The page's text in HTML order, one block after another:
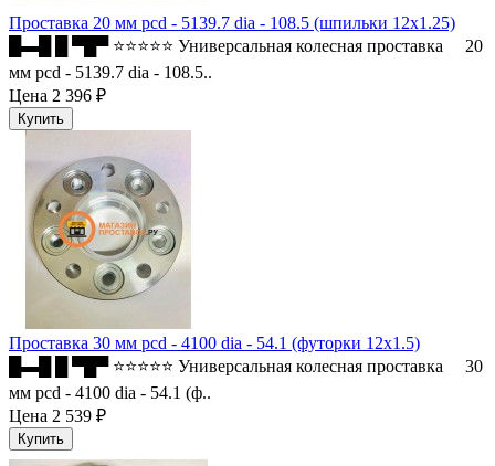
Проставка 20 мм pcd - 5139.7 dia - 108.5 (шпильки 12x1.25)
█▬█ █ ▀█▀ ⭐⭐⭐⭐⭐ Универсальная колесная проставка 20
мм pcd - 5139.7 dia - 108.5..
Цена 2 396 ₽
Проставка 30 мм pcd - 4100 dia - 54.1 (футорки 12x1.5)
█▬█ █ ▀█▀ ⭐⭐⭐⭐⭐ Универсальная колесная проставка 30
мм pcd - 4100 dia - 54.1 (ф..
Цена 2 539 ₽